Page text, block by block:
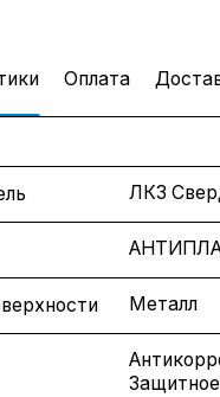
Оплата
ЛКЗ
Металл